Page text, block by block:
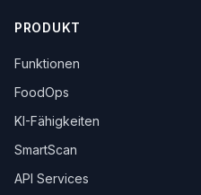
PRODUKT
Funktionen
FoodOps
KI-Fähigkeiten
SmartScan
API Services